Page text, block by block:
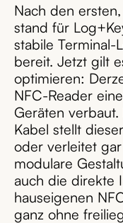
Nach den
stand für
stabile Terminal-
bereit. Jetzt gilt
optimieren:
NFC-Reader
Geräten
Kabel stellt
oder verleitet
modulare
auch die direkte
hauseigenen
ganz ohne